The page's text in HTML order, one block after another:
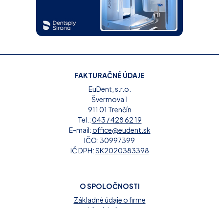
FAKTURAČNÉ ÚDAJE
EuDent, s.r.o.
Švermova 1
911 01 Trenčín
Tel.:043 / 428 62 19
E-mail:office@eudent.sk
IČO: 30997399
IČ DPH:SK2020383398
O SPOLOČNOSTI
Základné údaje o firme